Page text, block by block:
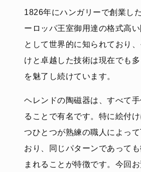
1826年にハンガリーで創業し
ーロッパ王室御用達の格式高
として世界的に知られており
けと卓越した技術は現在でも
を魅了し続けています。
ヘレンドの陶磁器は、すべて
ることで有名です。特に絵付
つひとつが熟練の職人によっ
おり、同じパターンであって
まれることが特徴です。今回